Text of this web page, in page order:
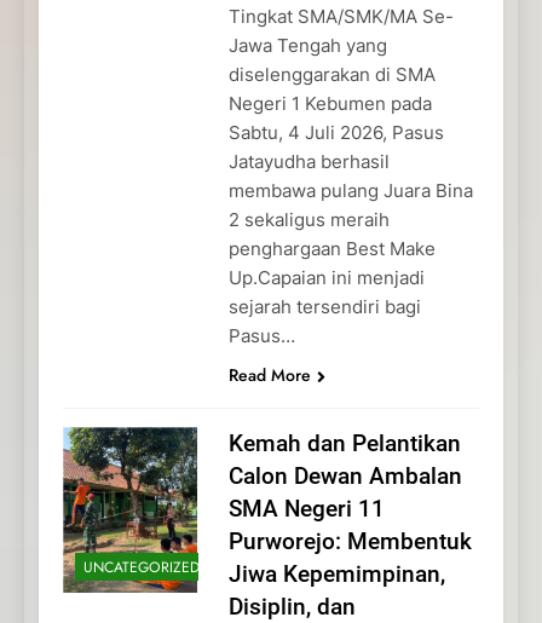
Tingkat SMA/SMK/MA Se-
Jawa Tengah yang
diselenggarakan di SMA
Negeri 1 Kebumen pada
Sabtu, 4 Juli 2026, Pasus
Jatayudha berhasil
membawa pulang Juara Bina
2 sekaligus meraih
penghargaan Best Make
Up.Capaian ini menjadi
sejarah tersendiri bagi
Pasus…
Read More
UNCATEGORIZED
Kemah dan Pelantikan
Calon Dewan Ambalan
SMA Negeri 11
Purworejo: Membentuk
Jiwa Kepemimpinan,
Disiplin, dan